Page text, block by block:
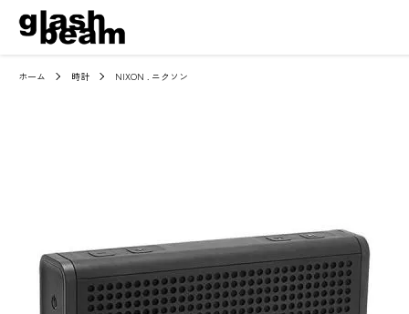
ホーム 時計 NIXON . ニクソン